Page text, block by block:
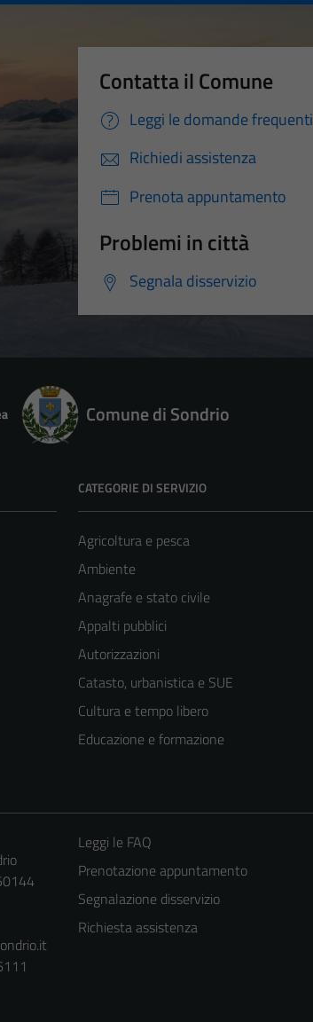
Contatta il Comune
Leggi le domande frequenti
Richiedi assistenza
Prenota appuntamento
Problemi in città
Segnala disservizio
Comune di Sondrio
CATEGORIE DI SERVIZIO
Agricoltura e pesca
Ambiente
Anagrafe e stato civile
Appalti pubblici
Autorizzazioni
Catasto, urbanistica e SUE
Cultura e tempo libero
Educazione e formazione
Leggi le FAQ
Prenotazione appuntamento
Segnalazione disservizio
Richiesta assistenza